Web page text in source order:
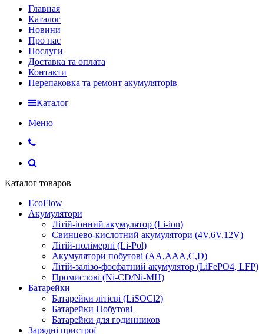
Главная
Каталог
Новини
Про нас
Послуги
Доставка та оплата
Контакти
Перепаковка та ремонт акумуляторів
Каталог
Меню
Каталог товаров
EcoFlow
Акумулятори
Літій-іонний акумулятор (Li-ion)
Свинцево-кислотний акумулятори (4V,6V,12V)
Літій-полімерні (Li-Pol)
Акумулятори побутові (AA,AAA,C,D)
Літій-залізо-фосфатний акумулятор (LiFePO4, LFP)
Промислові (Ni-CD/Ni-MH)
Батарейки
Батарейки літієві (LiSOCl2)
Батарейки Побутові
Батарейки для годинников
Зарядні пристрої